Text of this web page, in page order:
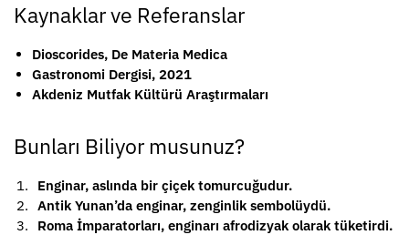
Kaynaklar ve Referanslar
Dioscorides, De Materia Medica
Gastronomi Dergisi, 2021
Akdeniz Mutfak Kültürü Araştırmaları
Bunları Biliyor musunuz?
Enginar, aslında bir çiçek tomurcuğudur.
Antik Yunan’da enginar, zenginlik sembolüydü.
Roma İmparatorları, enginarı afrodizyak olarak tüketirdi.